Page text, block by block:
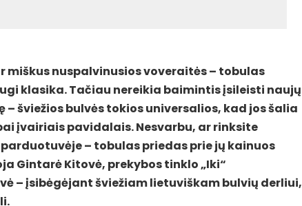
miškus nuspalvinusios voveraitės – tobulas
klasika. Tačiau nereikia baimintis įsileisti naujų
– šviežios bulvės tokios universalios, kad jos šalia
įvairiais pavidalais. Nesvarbu, ar rinksite
– tobulas priedas prie jų kainuos
Gintarė Kitovė, prekybos tinklo „Iki“
– įsibėgėjant šviežiam lietuviškam bulvių derliui,